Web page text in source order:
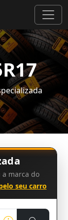
a marca do
seu carro